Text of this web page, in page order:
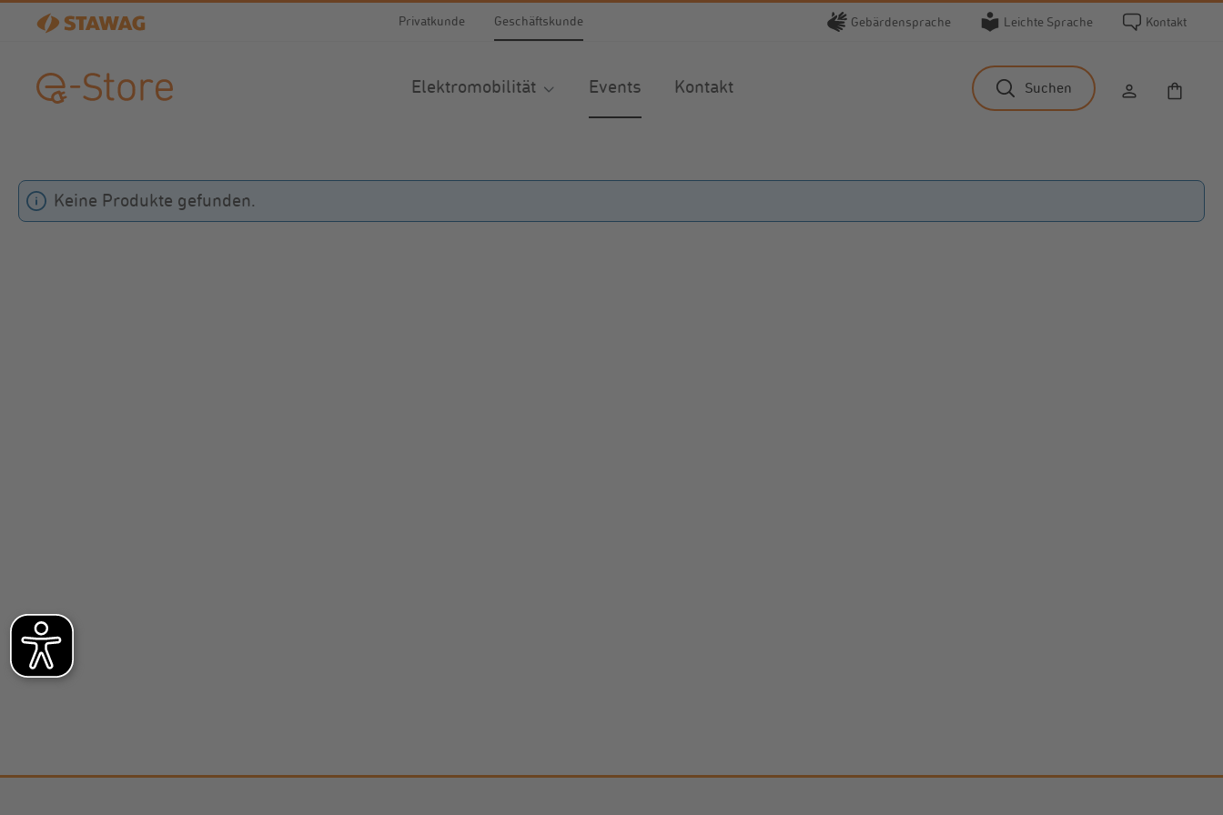
Hauptinhalt springen
Zur Suche springen
Zur Hauptnavigation springen Privatkunde Geschäftskunde Gebärdensprache Leichte Sprache Kontakt
Elektromobilität Events Kontakt Suchen
Keine Produkte gefunden.